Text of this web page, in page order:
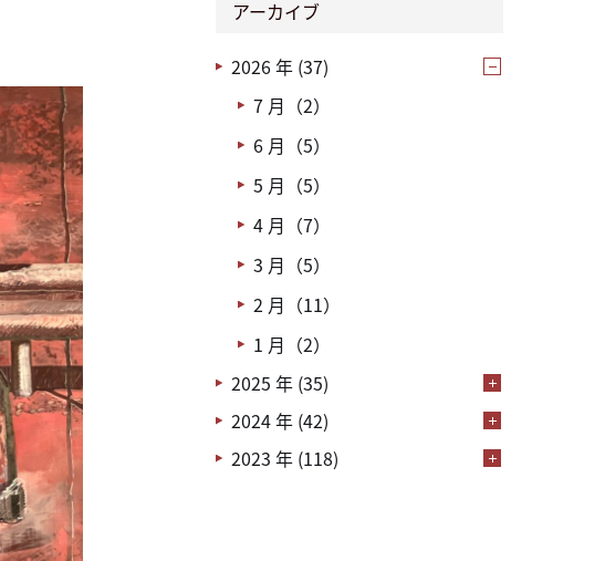
アーカイブ
2026 年 (37)
7 月（2）
6 月（5）
5 月（5）
4 月（7）
3 月（5）
2 月（11）
1 月（2）
2025 年 (35)
2024 年 (42)
2023 年 (118)